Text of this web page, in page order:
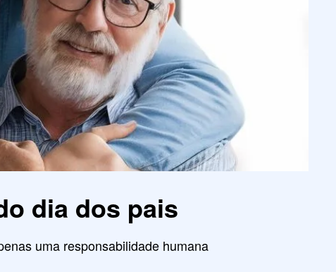
dia dos pais
uma responsabilidade humana